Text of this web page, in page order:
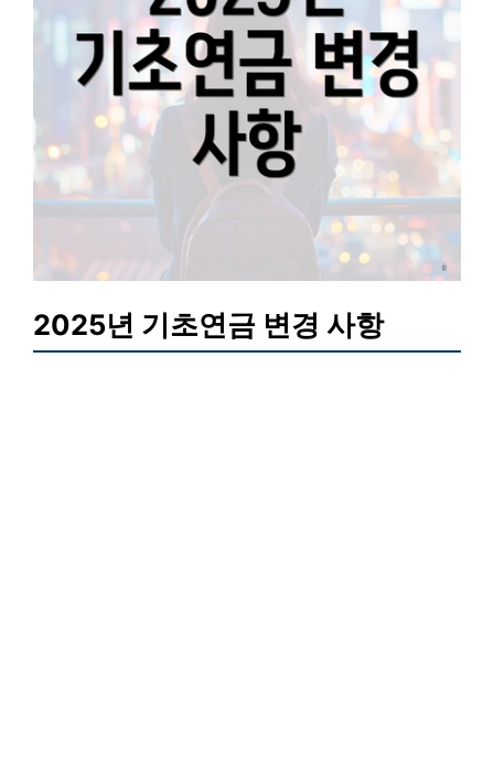
2025년 기초연금 변경 사항